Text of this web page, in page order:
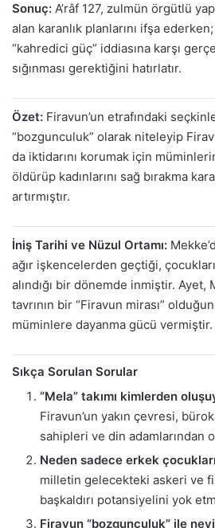
Sonuç: A’râf 127, zulmün örgütlü
alan karanlık planlarını ifşa
“kahredici güç” iddiasına karşı
sığınması gerektiğini hatırlatır.
Özet: Firavun’un etrafındaki
“bozgunculuk” olarak niteleyip
da iktidarını korumak için
öldürüp kadınlarını sağ bırakma
artırmıştır.
İniş Tarihi ve Nüzul Ortamı:
ağır işkencelerden geçtiği,
alındığı bir dönemde inmiştir.
tavrının bir “Firavun mirası”
müminlere dayanma gücü vermiştir.
Sıkça Sorulan Sorular
“Mela” takımı kimlerden
Firavun’un yakın çevresi,
sahipleri ve din adamlarından
Neden sadece erkek
milletin gelecekteki askeri ve
başkaldırı potansiyelini yok
Firavun “bozgunculuk” ile